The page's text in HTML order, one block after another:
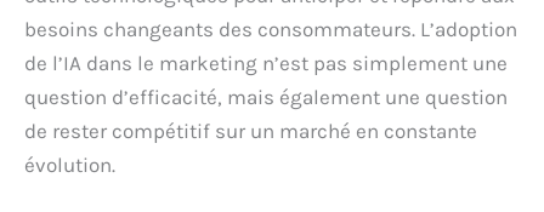
besoins changeants des consommateurs. L’adoption
de l’IA dans le marketing n’est pas simplement une
question d’efficacité, mais également une question
de rester compétitif sur un marché en constante
évolution.